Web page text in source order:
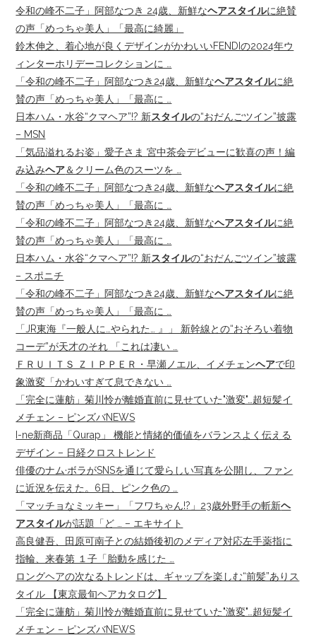
令和の峰不二子」阿部なつき 24歳、新鮮なヘアスタイルに絶賛
の声「めっちゃ美人」「最高に綺麗」
鈴木伸之、着心地が良くデザインがかわいいFENDIの2024年ウ
ィンターホリデーコレクションに …
「令和の峰不二子」阿部なつき24歳、新鮮なヘアスタイルに絶
賛の声「めっちゃ美人」「最高に …
日本ハム・水谷“クマヘア”!? 新スタイルの“おだんごツイン”披露
– MSN
「気品溢れるお姿」愛子さま 宮中茶会デビューに歓喜の声！編
み込みヘア＆クリーム色のスーツを …
「令和の峰不二子」阿部なつき24歳、新鮮なヘアスタイルに絶
賛の声「めっちゃ美人」「最高に …
「令和の峰不二子」阿部なつき24歳、新鮮なヘアスタイルに絶
賛の声「めっちゃ美人」「最高に …
日本ハム・水谷“クマヘア”!? 新スタイルの“おだんごツイン”披露
– スポニチ
「令和の峰不二子」阿部なつき24歳、新鮮なヘアスタイルに絶
賛の声「めっちゃ美人」「最高に …
「JR東海『一般人に…やられた… 』」 新幹線との“おそろい着物
コーデ”が天才のそれ 「これは凄い …
ＦＲＵＩＴＳ ＺＩＰＰＥＲ・早瀬ノエル、イメチェンヘアで印
象激変「かわいすぎて息できない …
「完全に蓮舫」菊川怜が離婚直前に見せていた"激変"…超短髪イ
メチェン – ピンズバNEWS
I-ne新商品「Qurap」 機能と情緒的価値をバランスよく伝える
デザイン – 日経クロストレンド
俳優のナム·ボラがSNSを通じて愛らしい写真を公開し、ファン
に近況を伝えた。6日、ピンク色の …
「マッチョなミッキー」「フワちゃん!?」23歳外野手の斬新ヘ
アスタイルが話題「ど … – エキサイト
高良健吾、田原可南子との結婚後初のメディア対応左手薬指に
指輪、来春第 １子「胎動を感じた …
ロングヘアの次なるトレンドは、ギャップを楽しむ“前髪”ありス
タイル 【東京最旬ヘアカタログ】
「完全に蓮舫」菊川怜が離婚直前に見せていた"激変"…超短髪イ
メチェン – ピンズバNEWS